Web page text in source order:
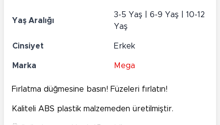
Yaş Aralığı
3-5 Yaş | 6-9 Yaş | 10-12
Yaş
Cinsiyet Erkek
Marka Mega
Fırlatma düğmesine basın! Füzeleri fırlatın!
Kaliteli ABS plastik malzemeden üretilmiştir.